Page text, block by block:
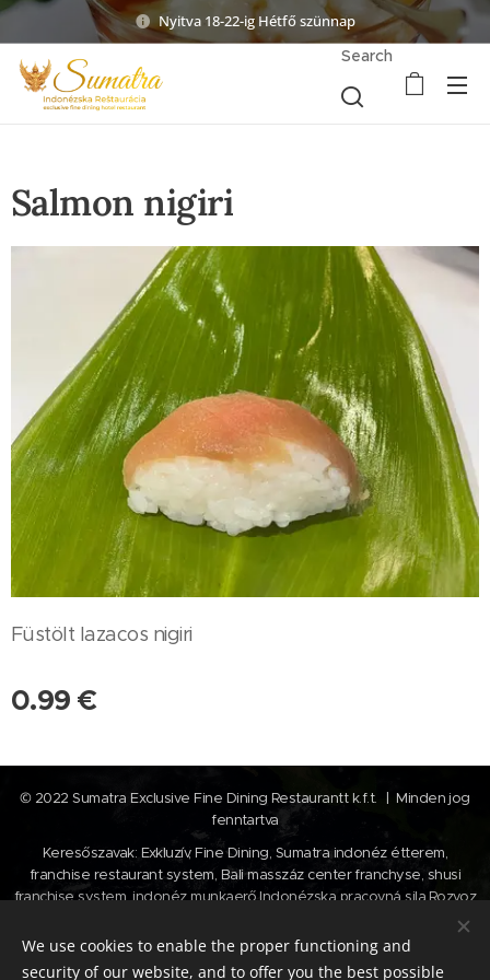
Nyitva 18-22-ig Hétfő szünnap
Search
Salmon nigiri
Füstölt lazacos nigiri
0.99 €
© 2022 Sumatra Exclusive Fine Dining Restaurantt k.f.t. | Minden jog
fenntartva
Keresőszavak: Exkluzív, Fine Dining, Sumatra indonéz étterem,
franchise restaurant system, Bali masszáz center franchyse, shusi
franchise system, indonéz munkaerő,Indonézska pracovná sila,Rozvoz
Cookies
We use cookies to enable the proper functioning and
security of our website, and to offer you the best possible